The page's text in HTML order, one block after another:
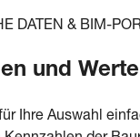
DATEN & BIM-
und
Ihre Auswahl